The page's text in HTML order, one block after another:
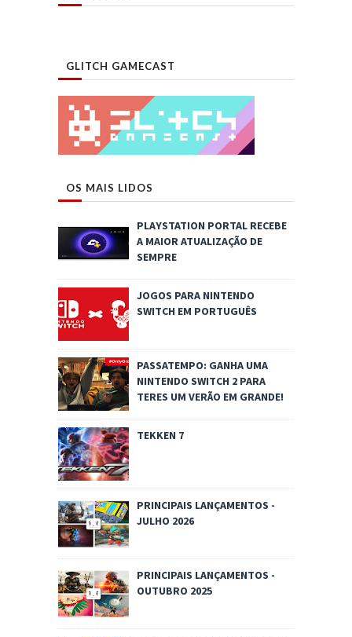
GLITCH GAMECAST
OS MAIS LIDOS
PLAYSTATION PORTAL RECEBE
A MAIOR ATUALIZAÇÃO DE
SEMPRE
JOGOS PARA NINTENDO
SWITCH EM PORTUGUÊS
PASSATEMPO: GANHA UMA
NINTENDO SWITCH 2 PARA
TERES UM VERÃO EM GRANDE!
TEKKEN 7
PRINCIPAIS LANÇAMENTOS -
JULHO 2026
PRINCIPAIS LANÇAMENTOS -
OUTUBRO 2025